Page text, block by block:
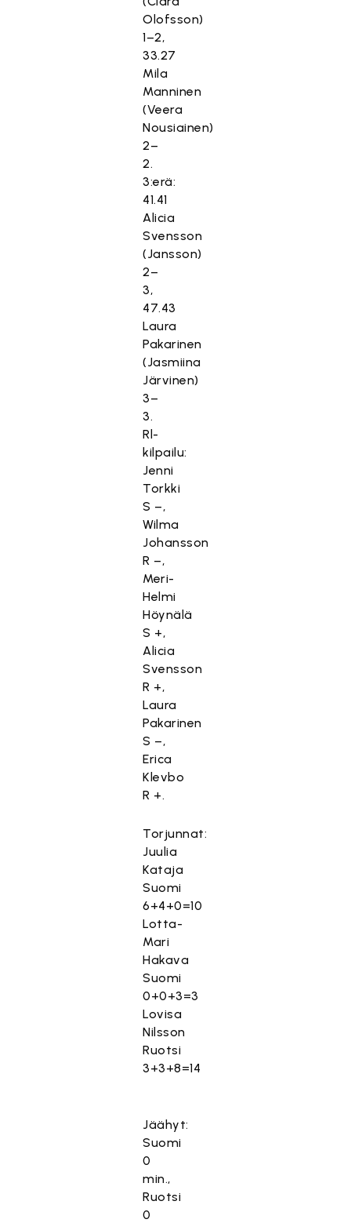
Olofsson)
1–2,
33.27
Mila
Manninen
(Veera
Nousiainen)
2–
2.
3:erä:
41.41
Alicia
Svensson
(Jansson)
2–
3,
47.43
Laura
Pakarinen
(Jasmiina
Järvinen)
3–
3.
Rl-
kilpailu:
Jenni
Torkki
S –,
Wilma
Johansson
R –,
Meri-
Helmi
Höynälä
S +,
Alicia
Svensson
R +,
Laura
Pakarinen
S –,
Erica
Klevbo
R +.
Torjunnat:
Juulia
Kataja
Suomi
6+4+0=10
Lotta-
Mari
Hakava
Suomi
0+0+3=3
Lovisa
Nilsson
Ruotsi
3+3+8=14
Jäähyt:
Suomi
0
min.,
Ruotsi
0